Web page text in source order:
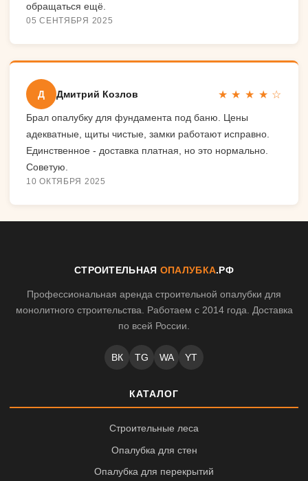
обращаться ещё.
05 СЕНТЯБРЯ 2025
Д Дмитрий Козлов ★ ★ ★ ★ ☆
Брал опалубку для фундамента под баню. Цены
адекватные, щиты чистые, замки работают исправно.
Единственное - доставка платная, но это нормально.
Советую.
10 ОКТЯБРЯ 2025
СТРОИТЕЛЬНАЯ ОПАЛУБКА.РФ
Профессиональная аренда строительной опалубки для
монолитного строительства. Работаем с 2014 года. Доставка
по всей России.
ВК TG WA YT
КАТАЛОГ
Строительные леса
Опалубка для стен
Опалубка для перекрытий